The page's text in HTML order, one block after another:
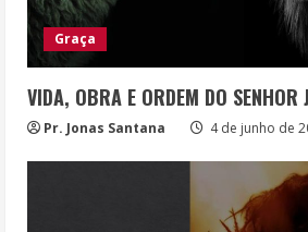
Graça
VIDA, OBRA E ORDEM DO SENHOR
Pr. Jonas Santana 4 de junho de